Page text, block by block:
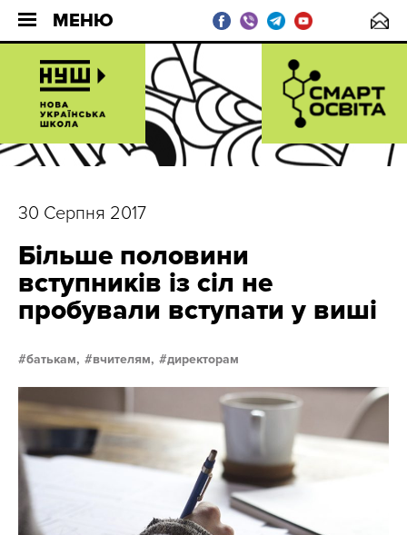
МЕНЮ
30 Серпня 2017
Більше половини
вступників із сіл не
пробували вступати у виші
батькам, вчителям, директорам